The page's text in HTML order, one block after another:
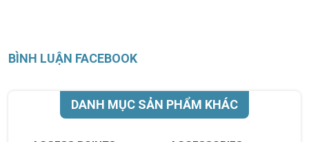
BÌNH LUẬN FACEBOOK
DANH MỤC SẢN PHẨM KHÁC